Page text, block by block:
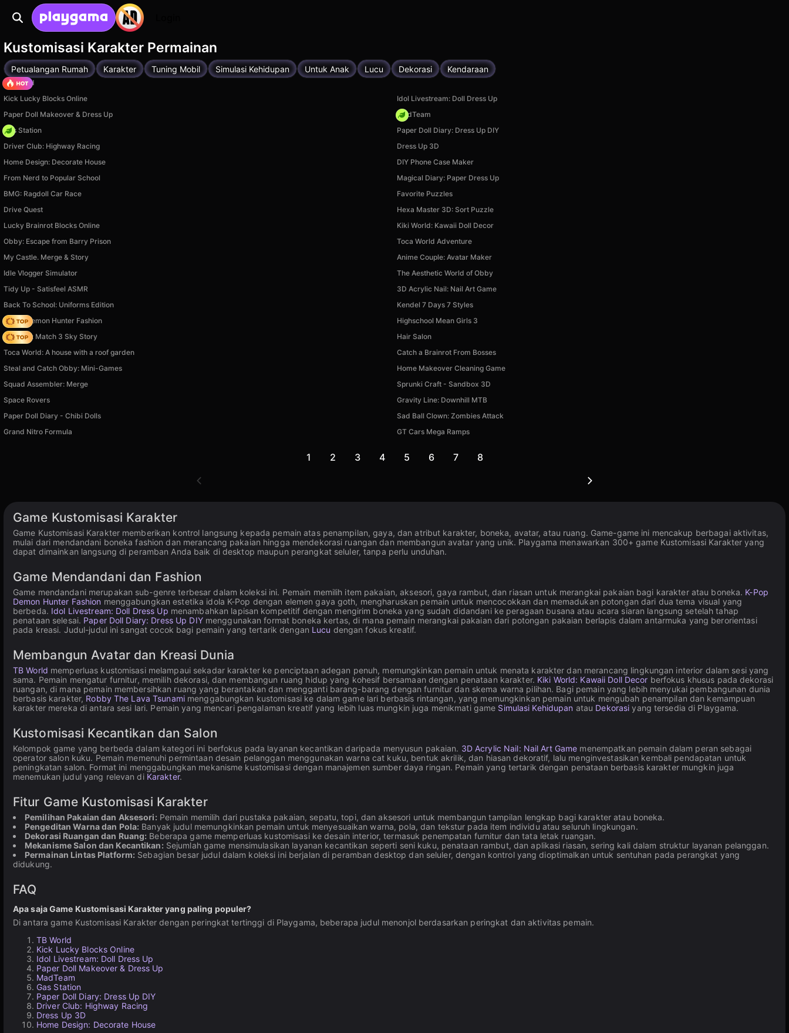
Kustomisasi Karakter Permainan
Petualangan Rumah Karakter Tuning Mobil Simulasi Kehidupan Untuk Anak Lucu Dekorasi Kendaraan
TB World
Kick Lucky Blocks Online
Idol Livestream: Doll Dress Up
Paper Doll Makeover & Dress Up
MadTeam
Gas Station
Paper Doll Diary: Dress Up DIY
Driver Club: Highway Racing
Dress Up 3D
Home Design: Decorate House
DIY Phone Case Maker
From Nerd to Popular School
Magical Diary: Paper Dress Up
BMG: Ragdoll Car Race
Favorite Puzzles
Drive Quest
Hexa Master 3D: Sort Puzzle
Lucky Brainrot Blocks Online
Kiki World: Kawaii Doll Decor
Obby: Escape from Barry Prison
Toca World Adventure
My Castle. Merge & Story
Anime Couple: Avatar Maker
Idle Vlogger Simulator
The Aesthetic World of Obby
Tidy Up - Satisfeel ASMR
3D Acrylic Nail: Nail Art Game
Back To School: Uniforms Edition
Kendel 7 Days 7 Styles
K-Pop Demon Hunter Fashion
Highschool Mean Girls 3
Diamant: Match 3 Sky Story
Hair Salon
Toca World: A house with a roof garden
Catch a Brainrot From Bosses
Steal and Catch Obby: Mini-Games
Home Makeover Cleaning Game
Squad Assembler: Merge
Sprunki Craft - Sandbox 3D
Space Rovers
Gravity Line: Downhill MTB
Paper Doll Diary - Chibi Dolls
Sad Ball Clown: Zombies Attack
Grand Nitro Formula
GT Cars Mega Ramps
1 2 3 4 5 6 7 8
Game Kustomisasi Karakter
Game Kustomisasi Karakter memberikan kontrol langsung kepada pemain atas penampilan, gaya, dan atribut karakter, boneka, avatar, atau ruang. Game-game ini mencakup berbagai aktivitas,
mulai dari mendandani boneka fashion dan merancang pakaian hingga mendekorasi ruangan dan membangun avatar yang unik. Playgama menawarkan 300+ game Kustomisasi Karakter yang
dapat dimainkan langsung di peramban Anda baik di desktop maupun perangkat seluler, tanpa perlu unduhan.
Game Mendandani dan Fashion
Game mendandani merupakan sub-genre terbesar dalam koleksi ini. Pemain memilih item pakaian, aksesori, gaya rambut, dan riasan untuk merangkai pakaian bagi karakter atau boneka. K-Pop
Demon Hunter Fashion menggabungkan estetika idola K-Pop dengan elemen gaya goth, mengharuskan pemain untuk mencocokkan dan memadukan potongan dari dua tema visual yang
berbeda. Idol Livestream: Doll Dress Up menambahkan lapisan kompetitif dengan mengirim boneka yang sudah didandani ke peragaan busana atau acara siaran langsung setelah tahap
penataan selesai. Paper Doll Diary: Dress Up DIYmenggunakan format boneka kertas, di mana pemain merangkai pakaian dari potongan pakaian berlapis dalam antarmuka yang berorientasi
pada kreasi. Judul-judul ini sangat cocok bagi pemain yang tertarik dengan Lucu dengan fokus kreatif.
Membangun Avatar dan Kreasi Dunia
TB World memperluas kustomisasi melampaui sekadar karakter ke penciptaan adegan penuh, memungkinkan pemain untuk menata karakter dan merancang lingkungan interior dalam sesi yang
sama. Pemain mengatur furnitur, memilih dekorasi, dan membangun ruang hidup yang kohesif bersamaan dengan penataan karakter. Kiki World: Kawaii Doll Decor berfokus khusus pada dekorasi
ruangan, di mana pemain membersihkan ruang yang berantakan dan mengganti barang-barang dengan furnitur dan skema warna pilihan. Bagi pemain yang lebih menyukai pembangunan dunia
berbasis karakter, Robby The Lava Tsunamimenggabungkan kustomisasi ke dalam game lari berbasis rintangan, yang memungkinkan pemain untuk mengubah penampilan dan kemampuan
karakter mereka di antara sesi lari. Pemain yang mencari pengalaman kreatif yang lebih luas mungkin juga menikmati game Simulasi Kehidupan atau Dekorasi yang tersedia di Playgama.
Kustomisasi Kecantikan dan Salon
Kelompok game yang berbeda dalam kategori ini berfokus pada layanan kecantikan daripada menyusun pakaian. 3D Acrylic Nail: Nail Art Game menempatkan pemain dalam peran sebagai
operator salon kuku. Pemain memenuhi permintaan desain pelanggan menggunakan warna cat kuku, bentuk akrilik, dan hiasan dekoratif, lalu menginvestasikan kembali pendapatan untuk
peningkatan salon. Format ini menggabungkan mekanisme kustomisasi dengan manajemen sumber daya ringan. Pemain yang tertarik dengan penataan berbasis karakter mungkin juga
menemukan judul yang relevan di Karakter.
Fitur Game Kustomisasi Karakter
Pemilihan Pakaian dan Aksesori: Pemain memilih dari pustaka pakaian, sepatu, topi, dan aksesori untuk membangun tampilan lengkap bagi karakter atau boneka.
Pengeditan Warna dan Pola: Banyak judul memungkinkan pemain untuk menyesuaikan warna, pola, dan tekstur pada item individu atau seluruh lingkungan.
Dekorasi Ruangan dan Ruang: Beberapa game memperluas kustomisasi ke desain interior, termasuk penempatan furnitur dan tata letak ruangan.
Mekanisme Salon dan Kecantikan: Sejumlah game mensimulasikan layanan kecantikan seperti seni kuku, penataan rambut, dan aplikasi riasan, sering kali dalam struktur layanan pelanggan.
Permainan Lintas Platform: Sebagian besar judul dalam koleksi ini berjalan di peramban desktop dan seluler, dengan kontrol yang dioptimalkan untuk sentuhan pada perangkat yang
didukung.
FAQ
Apa saja Game Kustomisasi Karakter yang paling populer?
Di antara game Kustomisasi Karakter dengan peringkat tertinggi di Playgama, beberapa judul menonjol berdasarkan peringkat dan aktivitas pemain.
TB World
Kick Lucky Blocks Online
Idol Livestream: Doll Dress Up
Paper Doll Makeover & Dress Up
MadTeam
Gas Station
Paper Doll Diary: Dress Up DIY
Driver Club: Highway Racing
Dress Up 3D
Home Design: Decorate House